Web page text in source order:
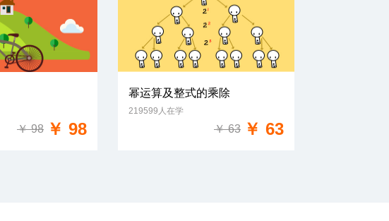
￥ 98 ￥ 98
幂运算及整式的乘除
219599人在学
￥ 63 ￥ 63